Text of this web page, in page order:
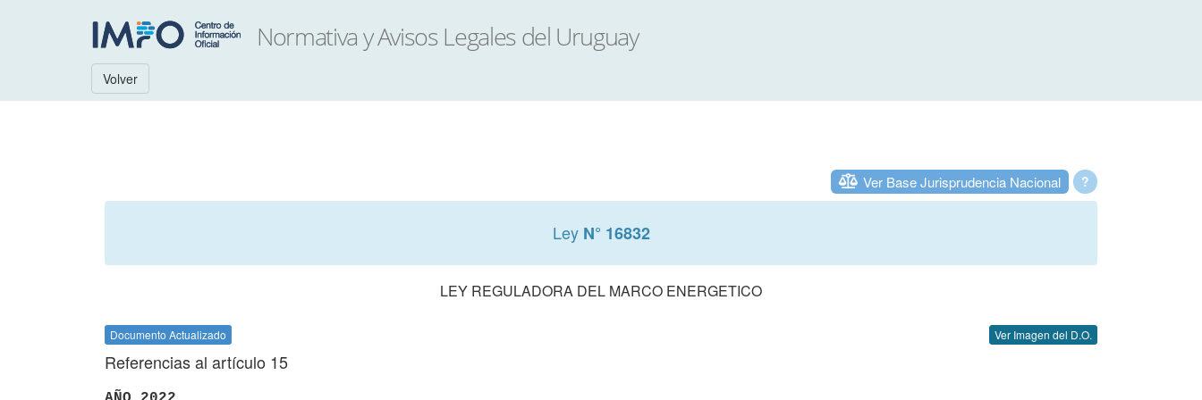
Volver
?
Ver Base Jurisprudencia Nacional
Ley N° 16832
LEY REGULADORA DEL MARCO ENERGETICO
Documento Actualizado Ver Imagen del D.O.
Referencias al artículo 15